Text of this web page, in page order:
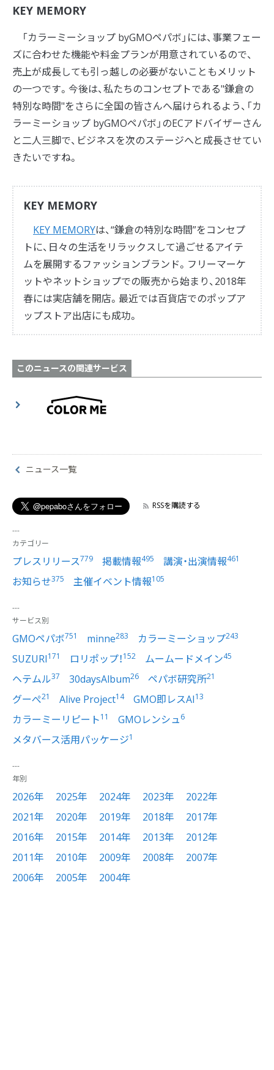
KEY MEMORY
「カラーミーショップ byGMOペパボ」には、事業フェー
ズに合わせた機能や料金プランが用意されているので、
売上が成長しても引っ越しの必要がないこともメリット
の一つです。今後は、私たちのコンセプトである"鎌倉の
特別な時間"をさらに全国の皆さんへ届けられるよう、「カ
ラーミーショップ byGMOペパボ」のECアドバイザーさん
と二人三脚で、ビジネスを次のステージへと成長させてい
きたいですね。
KEY MEMORY
KEY MEMORYは、“鎌倉の特別な時間”をコンセプ
トに、日々の生活をリラックスして過ごせるアイテ
ムを展開するファッションブランド。フリーマーケ
ットやネットショップでの販売から始まり、2018年
春には実店舗を開店。最近では百貨店でのポップア
ップストア出店にも成功。
このニュースの関連サービス
ニュース一覧
RSSを購読する
カテゴリー
プレスリリース779 掲載情報495 講演・出演情報461
お知らせ375 主催イベント情報105
サービス別
GMOペパボ751 minne283 カラーミーショップ243
SUZURI171 ロリポップ！152 ムームードメイン45
ヘテムル37 30daysAlbum26 ペパボ研究所21
グーぺ21 Alive Project14 GMO即レスAI13
カラーミーリピート11 GMOレンシュ6
メタバース活用パッケージ1
年別
2026年 2025年 2024年 2023年
2022年
2021年
2020年 2019年 2018年
2017年
2016年
2015年 2014年 2013年
2012年
2011年
2010年 2009年 2008年
2007年
2006年
2005年 2004年